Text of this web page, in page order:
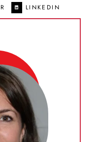
LINKEDIN